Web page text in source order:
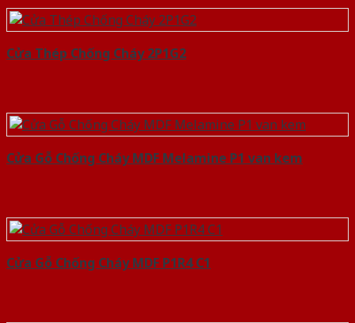
Cửa Thép Chống Cháy 2P1G2
Cửa Gỗ Chống Cháy MDF Melamine P1 van kem
Cửa Gỗ Chống Cháy MDF P1R4 C1